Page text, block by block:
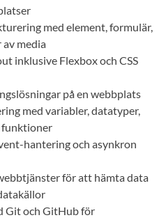
med element, formulär,
media
inklusive Flexbox och CSS
på en webbplats
med variabler, datatyper,
hantering och asynkron
för att hämta data
Git och GitHub för